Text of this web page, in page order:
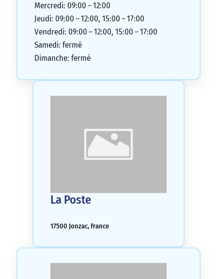
Mercredi: 09:00 – 12:00
Jeudi: 09:00 – 12:00, 15:00 – 17:00
Vendredi: 09:00 – 12:00, 15:00 – 17:00
Samedi: fermé
Dimanche: fermé
La Poste
17500 Jonzac, France